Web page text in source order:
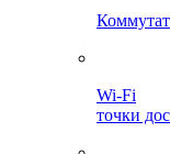
Wi-Fi
точки